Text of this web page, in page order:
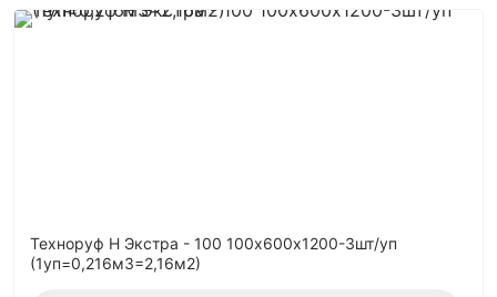
Техноруф Н Экстра - 100 100х600х1200-3шт/уп
(1уп=0,216м3=2,16м2)